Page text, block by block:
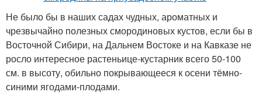
Не было бы в наших садах чудных, ароматных и
чрезвычайно полезных смородиновых кустов, если бы в
Восточной Сибири, на Дальнем Востоке и на Кавказе не
росло интересное растеньице-кустарник всего 50-100
см. в высоту, обильно покрывающееся к осени тёмно-
синими ягодами-плодами.